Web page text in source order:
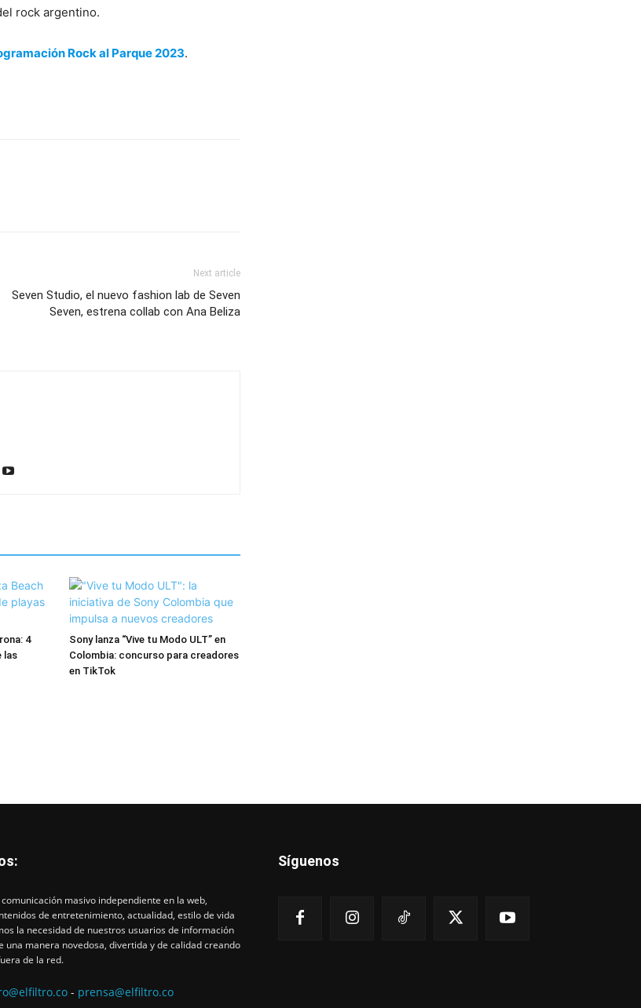
rock argentino.
Rock al Parque 2023.
Next article
Seven Studio, el nuevo fashion lab de Seven
Seven, estrena collab con Ana Beliza
4
las
Sony lanza “Vive tu Modo ULT” en
Colombia: concurso para creadores
en TikTok
masivo independiente en la web,
de entretenimiento, actualidad, estilo de vida
la necesidad de nuestros usuarios de información
una manera novedosa, divertida y de calidad creando
de la red.
- prensa@elfiltro.co
Síguenos